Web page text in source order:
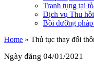
Tranh tụng tại
Dịch vụ Thu
Bồi dưỡng
Home » Thủ tục thay đổi
Ngày đăng 04/01/2021